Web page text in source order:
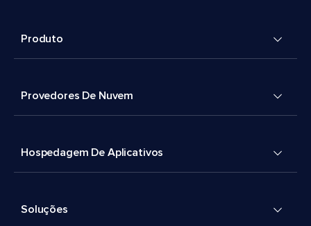
Produto
Provedores De Nuvem
Hospedagem De Aplicativos
Soluções